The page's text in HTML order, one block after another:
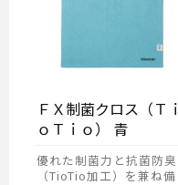
ＦＸ制菌クロス（Ｔｉ
ｏＴｉｏ） 青
優れた制菌力と抗菌防臭
（TioTio加工）を兼ね備